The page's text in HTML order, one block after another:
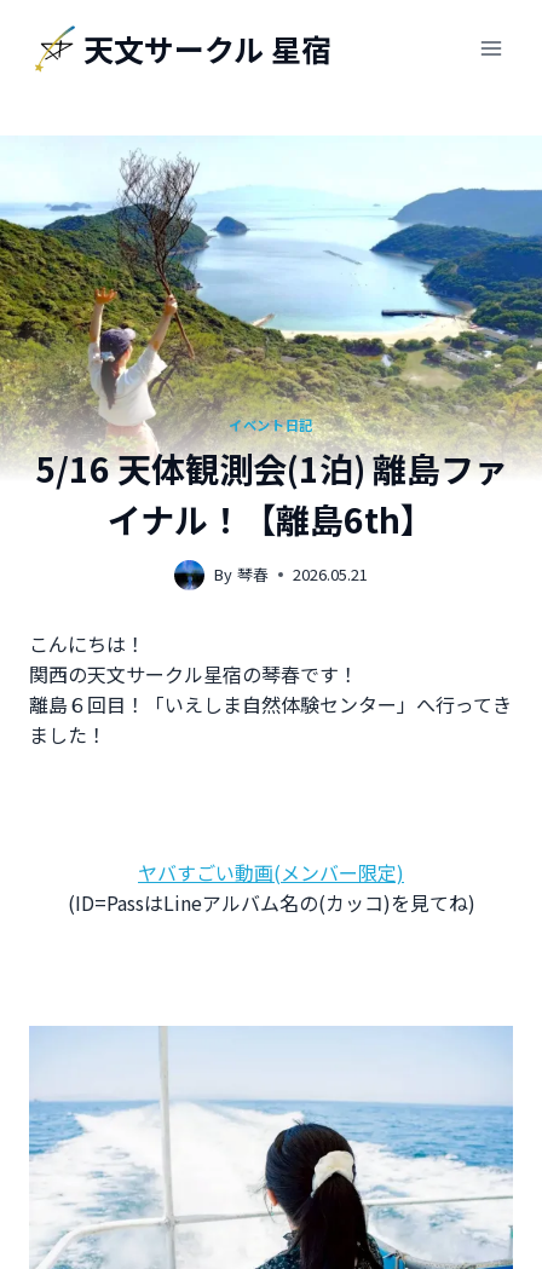
キ
プ
天文サークル 星宿
イベント日記
5/16 天体観測会(1泊) 離島ファ
イナル！【離島6th】
By 琴春 2026.05.21
こんにちは！
関西の天文サークル星宿の琴春です！
離島６回目！「いえしま自然体験センター」へ行ってき
ました！
ヤバすごい動画(メンバー限定)
(ID=PassはLineアルバム名の(カッコ)を見てね)